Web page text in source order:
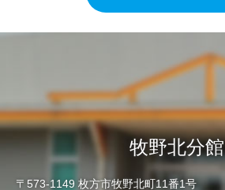
牧野北分館
〒573-1149 枚方市牧野北町11番1号